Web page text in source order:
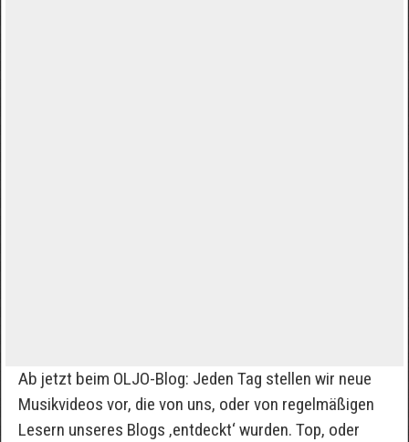
Ab jetzt beim OLJO-Blog: Jeden Tag stellen wir neue
Musikvideos vor, die von uns, oder von regelmäßigen
Lesern unseres Blogs ‚entdeckt‘ wurden. Top, oder